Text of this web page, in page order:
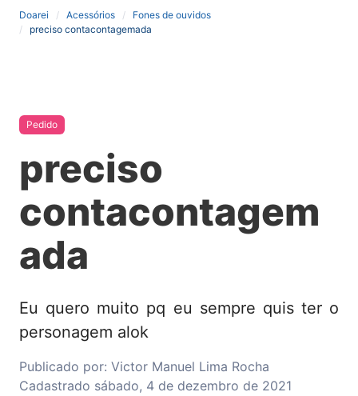
Doarei Acessórios
Fones de ouvidos
preciso contacontagemada
Pedido
preciso
contacontagem
ada
Eu quero muito pq eu sempre quis ter o
personagem alok
Publicado por: Victor Manuel Lima Rocha
Cadastrado sábado, 4 de dezembro de 2021